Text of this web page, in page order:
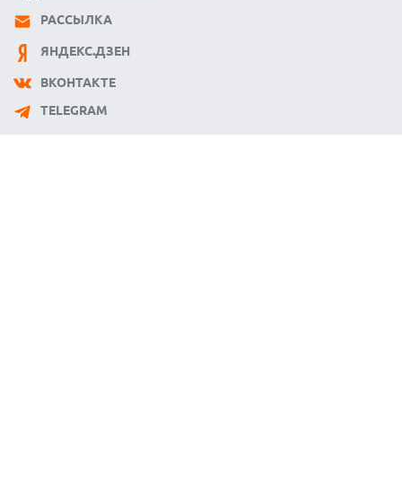
РАССЫЛКА
ЯНДЕКС.ДЗЕН
ВКОНТАКТЕ
TELEGRAM